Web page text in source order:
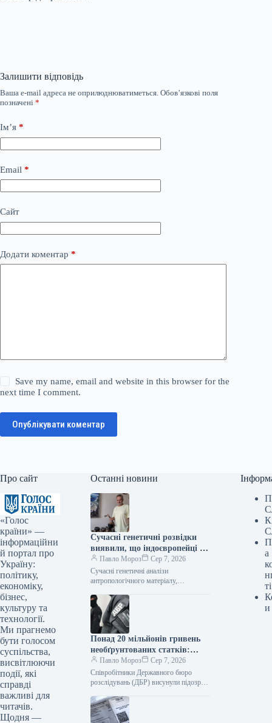
Залишити відповідь
Ваша e-mail адреса не оприлюднюватиметься. Обов’язкові поля
позначені *
Ім’я *
Email *
Сайт
Додати коментар *
Save my name, email and website in this browser for the
next time I comment.
Опублікувати коментар
Про сайт
«Голос
країни» —
інформаційни
й портал про
Україну:
політику,
економіку,
бізнес,
культуру та
технології.
Ми прагнемо
бути голосом
суспільства,
висвітлюючи
події, які
справді
важливі для
читачів.
Щодня —
Останні новини
Сучасні генетичні розвідки
виявили, що індоєвропейці є
пращурами українців –
фахівець
Павло Мороз
Сер 7, 2026
Сучасні генетичні аналізи
антропологічного матеріалу,
поселення «Дикий Сад» у Миколаєві,
підтвердили, що пращурами українців
були індоєвропейці.…
Понад 20 мільйонів гривень
необґрунтованих статків:
ексначальнику управління
логістики Повітряного
командування висунули
Павло Мороз
Сер 7, 2026
Співробітники Державного бюро
розслідувань (ДБР) висунули підозру
управління Повітряних сил Збройних
сил України у незаконному заволодінні
а
ті
и